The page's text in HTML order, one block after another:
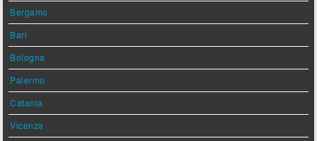
Bergamo
Bari
Bologna
Palermo
Catania
Vicenza